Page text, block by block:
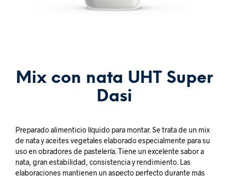
Mix con nata UHT Super
Dasi
Preparado alimenticio líquido para montar. Se trata de un mix
de nata y aceites vegetales elaborado especialmente para su
uso en obradores de pastelería. Tiene un excelente sabor a
nata, gran estabilidad, consistencia y rendimiento. Las
elaboraciones mantienen un aspecto perfecto durante más